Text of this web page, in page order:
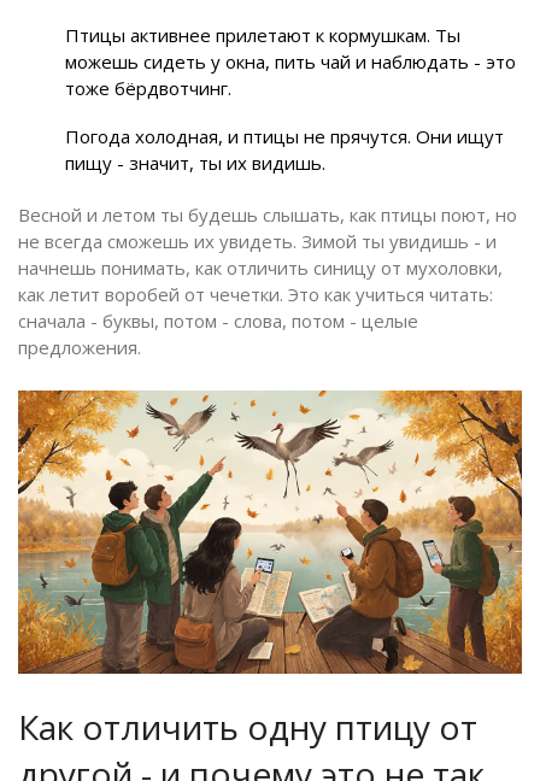
Птицы активнее прилетают к кормушкам. Ты
можешь сидеть у окна, пить чай и наблюдать - это
тоже бёрдвотчинг.
Погода холодная, и птицы не прячутся. Они ищут
пищу - значит, ты их видишь.
Весной и летом ты будешь слышать, как птицы поют, но
не всегда сможешь их увидеть. Зимой ты увидишь - и
начнешь понимать, как отличить синицу от мухоловки,
как летит воробей от чечетки. Это как учиться читать:
сначала - буквы, потом - слова, потом - целые
предложения.
Как отличить одну птицу от